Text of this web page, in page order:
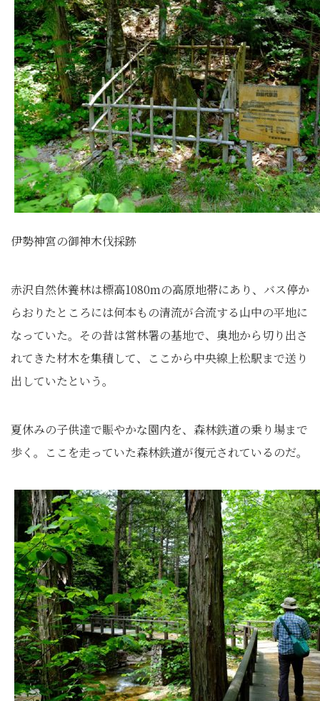
伊勢神宮の御神木伐採跡
赤沢自然休養林は標高1080mの高原地帯にあり、バス停か
らおりたところには何本もの清流が合流する山中の平地に
なっていた。その昔は営林署の基地で、奥地から切り出さ
れてきた材木を集積して、ここから中央線上松駅まで送り
出していたという。
夏休みの子供達で賑やかな園内を、森林鉄道の乗り場まで
歩く。ここを走っていた森林鉄道が復元されているのだ。